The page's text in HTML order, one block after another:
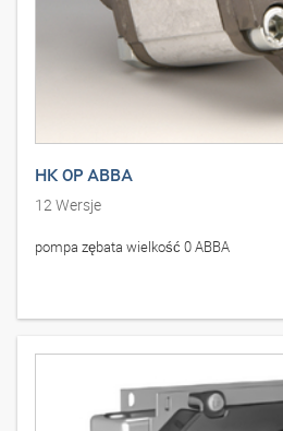
HK 0P ABBA
12Wersje
pompa zębata wielkość 0 ABBA